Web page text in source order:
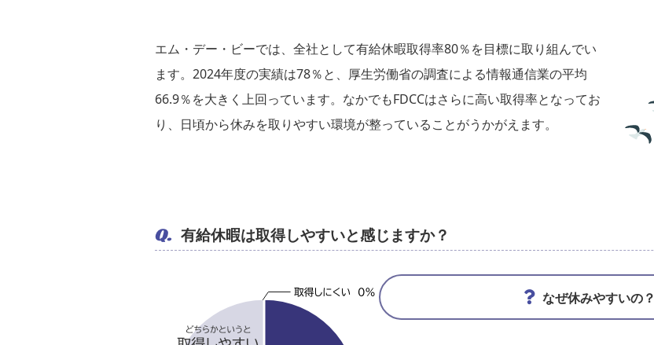
エム・デー・ビーでは、全社として有給休暇取得率80％を目標に取り組んでい
ます。2024年度の実績は78％と、厚生労働省の調査による情報通信業の平均
66.9％を大きく上回っています。なかでもFDCCはさらに高い取得率となってお
り、日頃から休みを取りやすい環境が整っていることがうかがえます。
Q. 有給休暇は取得しやすいと感じますか？
なぜ休みやすいの？